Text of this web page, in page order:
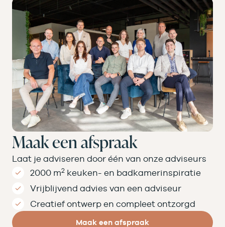
Maak een afspraak
Laat je adviseren door één van onze adviseurs
2000 m2 keuken- en badkamer­inspiratie
Vrijblijvend advies van een adviseur
Creatief ontwerp en compleet ontzorgd
Maak een afspraak